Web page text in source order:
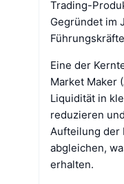
Trading-
Gegründet im
Eine der
Market Maker
Liquidität in
reduzieren
Aufteilung der
abgleichen,
erhalten.